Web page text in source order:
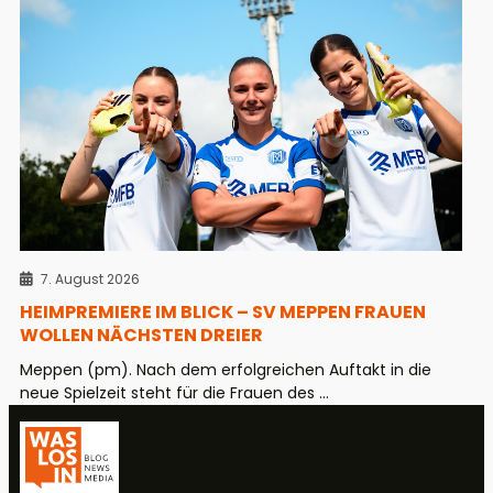
7. August 2026
HEIMPREMIERE IM BLICK – SV MEPPEN FRAUEN
WOLLEN NÄCHSTEN DREIER
Meppen (pm). Nach dem erfolgreichen Auftakt in die
neue Spielzeit steht für die Frauen des ...